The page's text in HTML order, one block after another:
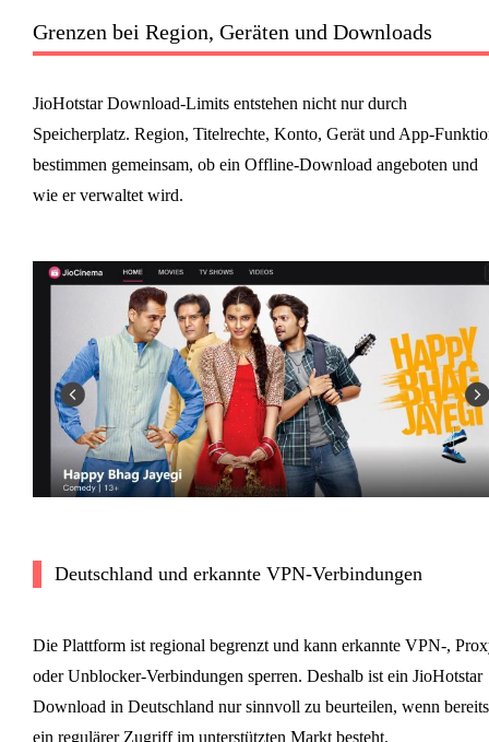
Grenzen bei Region, Geräten und Downloads
JioHotstar Download-Limits entstehen nicht nur durch
Speicherplatz. Region, Titelrechte, Konto, Gerät und App-
bestimmen gemeinsam, ob ein Offline-Download angeboten und
wie er verwaltet wird.
Deutschland und erkannte VPN-Verbindungen
Die Plattform ist regional begrenzt und kann erkannte VPN-,
oder Unblocker-Verbindungen sperren. Deshalb ist ein JioHotstar
Download in Deutschland nur sinnvoll zu beurteilen, wenn bereits
ein regulärer Zugriff im unterstützten Markt besteht.